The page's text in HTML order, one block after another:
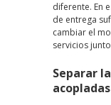
diferente. En
de entrega
cambiar el
servicios
Separar
acopladas